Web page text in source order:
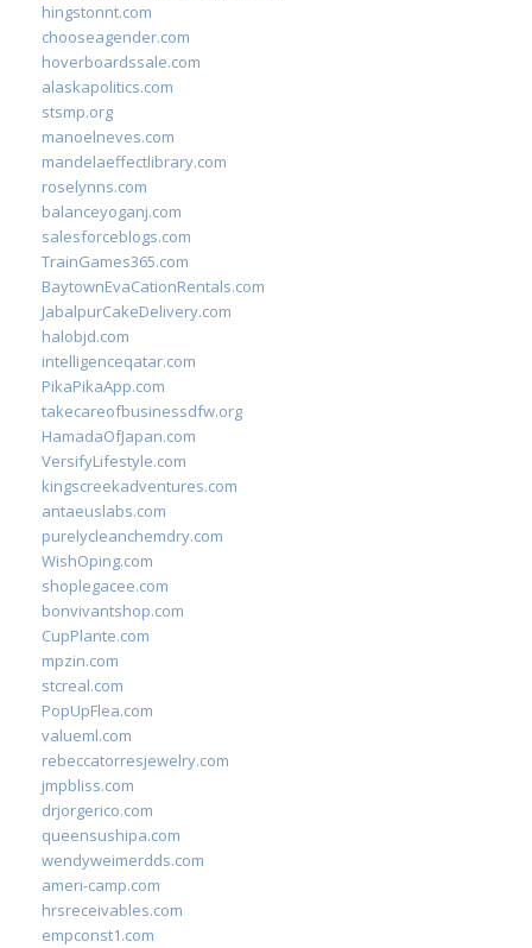
hingstonnt.com
chooseagender.com
hoverboardssale.com
alaskapolitics.com
stsmp.org
manoelneves.com
mandelaeffectlibrary.com
roselynns.com
balanceyoganj.com
salesforceblogs.com
TrainGames365.com
BaytownEvaCationRentals.com
JabalpurCakeDelivery.com
halobjd.com
intelligenceqatar.com
PikaPikaApp.com
takecareofbusinessdfw.org
HamadaOfJapan.com
VersifyLifestyle.com
kingscreekadventures.com
antaeuslabs.com
purelycleanchemdry.com
WishOping.com
shoplegacee.com
bonvivantshop.com
CupPlante.com
mpzin.com
stcreal.com
PopUpFlea.com
valueml.com
rebeccatorresjewelry.com
jmpbliss.com
drjorgerico.com
queensushipa.com
wendyweimerdds.com
ameri-camp.com
hrsreceivables.com
empconst1.com